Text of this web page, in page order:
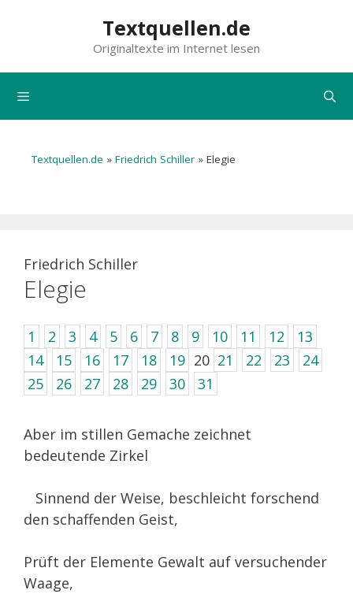
Textquellen.de
Originaltexte im Internet lesen
Textquellen.de » Friedrich Schiller » Elegie
Friedrich Schiller
Elegie
1 2 3 4 5 6 7 8 9 10 11 12
13
14
15 16 17 18 19 20 21 22 23
24
25
26 27 28 29 30 31
Aber im stillen Gemache zeichnet
bedeutende Zirkel
Sinnend der Weise, beschleicht forschend
den schaffenden Geist,
Prüft der Elemente Gewalt auf versuchender
Waage,